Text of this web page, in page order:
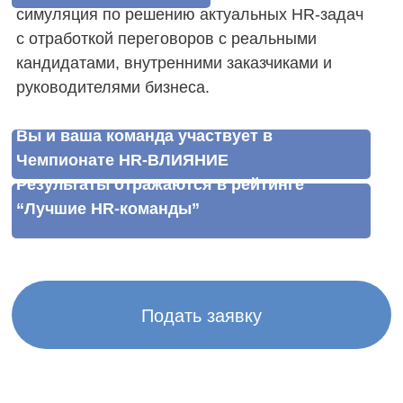
Варианты вступления
в Партнерство
Вы можете вступить в HR-mnenie как
физлицо или как компания